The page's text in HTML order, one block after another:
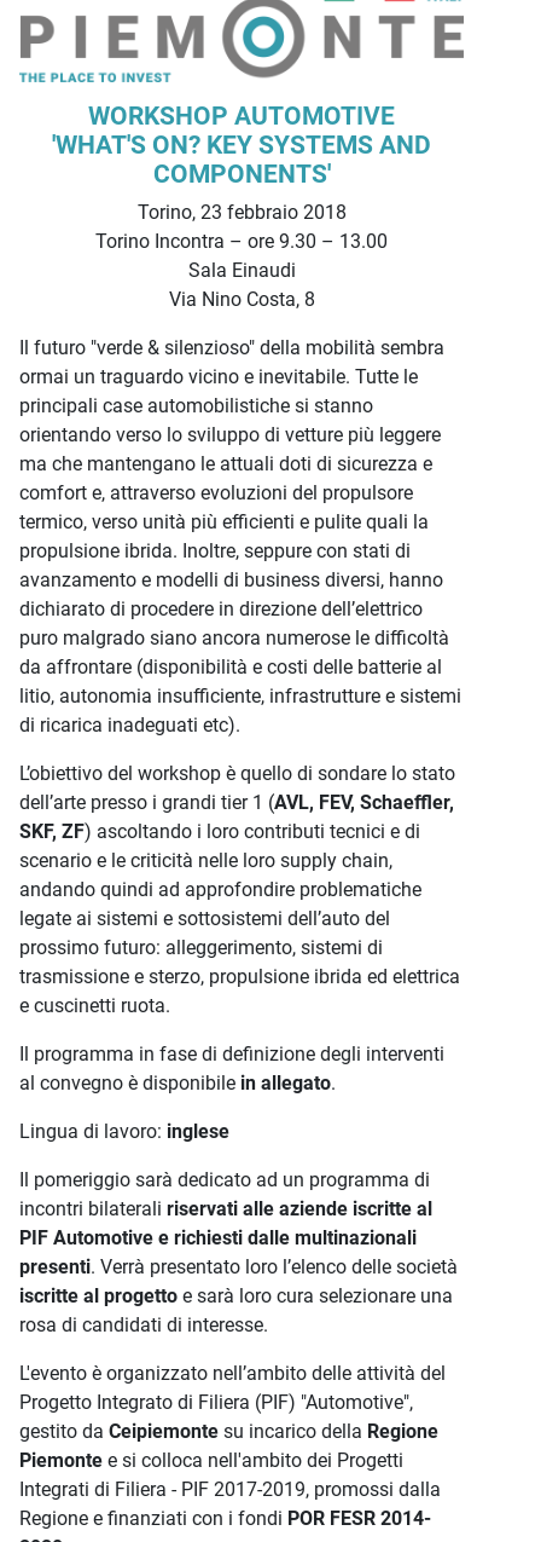
Descrizione iniziativa
WORKSHOP AUTOMOTIVE
'WHAT'S ON? KEY SYSTEMS AND
COMPONENTS'
Torino, 23 febbraio 2018
Torino Incontra – ore 9.30 – 13.00
Sala Einaudi
Via Nino Costa, 8
Il futuro "verde & silenzioso" della mobilità sembra
ormai un traguardo vicino e inevitabile. Tutte le
principali case automobilistiche si stanno
orientando verso lo sviluppo di vetture più leggere
ma che mantengano le attuali doti di sicurezza e
comfort e, attraverso evoluzioni del propulsore
termico, verso unità più efficienti e pulite quali la
propulsione ibrida. Inoltre, seppure con stati di
avanzamento e modelli di business diversi, hanno
dichiarato di procedere in direzione dell’elettrico
puro malgrado siano ancora numerose le difficoltà
da affrontare (disponibilità e costi delle batterie al
litio, autonomia insufficiente, infrastrutture e sistemi
di ricarica inadeguati etc).
L’obiettivo del workshop è quello di sondare lo stato
dell’arte presso i grandi tier 1 (AVL, FEV, Schaeffler,
SKF, ZF) ascoltando i loro contributi tecnici e di
scenario e le criticità nelle loro supply chain,
andando quindi ad approfondire problematiche
legate ai sistemi e sottosistemi dell’auto del
prossimo futuro: alleggerimento, sistemi di
trasmissione e sterzo, propulsione ibrida ed elettrica
e cuscinetti ruota.
Il programma in fase di definizione degli interventi
al convegno è disponibile in allegato.
Lingua di lavoro: inglese
Il pomeriggio sarà dedicato ad un programma di
incontri bilaterali riservati alle aziende iscritte al
PIF Automotive e richiesti dalle multinazionali
presenti. Verrà presentato loro l’elenco delle società
iscritte al progetto e sarà loro cura selezionare una
rosa di candidati di interesse.
L'evento è organizzato nell’ambito delle attività del
Progetto Integrato di Filiera (PIF) "Automotive",
gestito da Ceipiemonte su incarico della Regione
Piemonte e si colloca nell'ambito dei Progetti
Integrati di Filiera - PIF 2017-2019, promossi dalla
Regione e finanziati con i fondi POR FESR 2014-